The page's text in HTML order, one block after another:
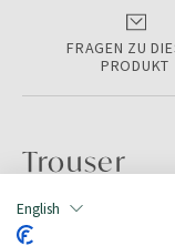
English
FRAGEN ZU
PRODUKT
Trouser